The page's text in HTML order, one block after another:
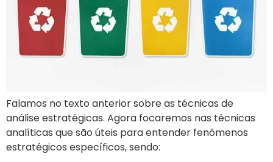
Falamos no texto anterior sobre as técnicas de
análise estratégicas. Agora focaremos nas técnicas
analíticas que são úteis para entender fenômenos
estratégicos específicos, sendo: